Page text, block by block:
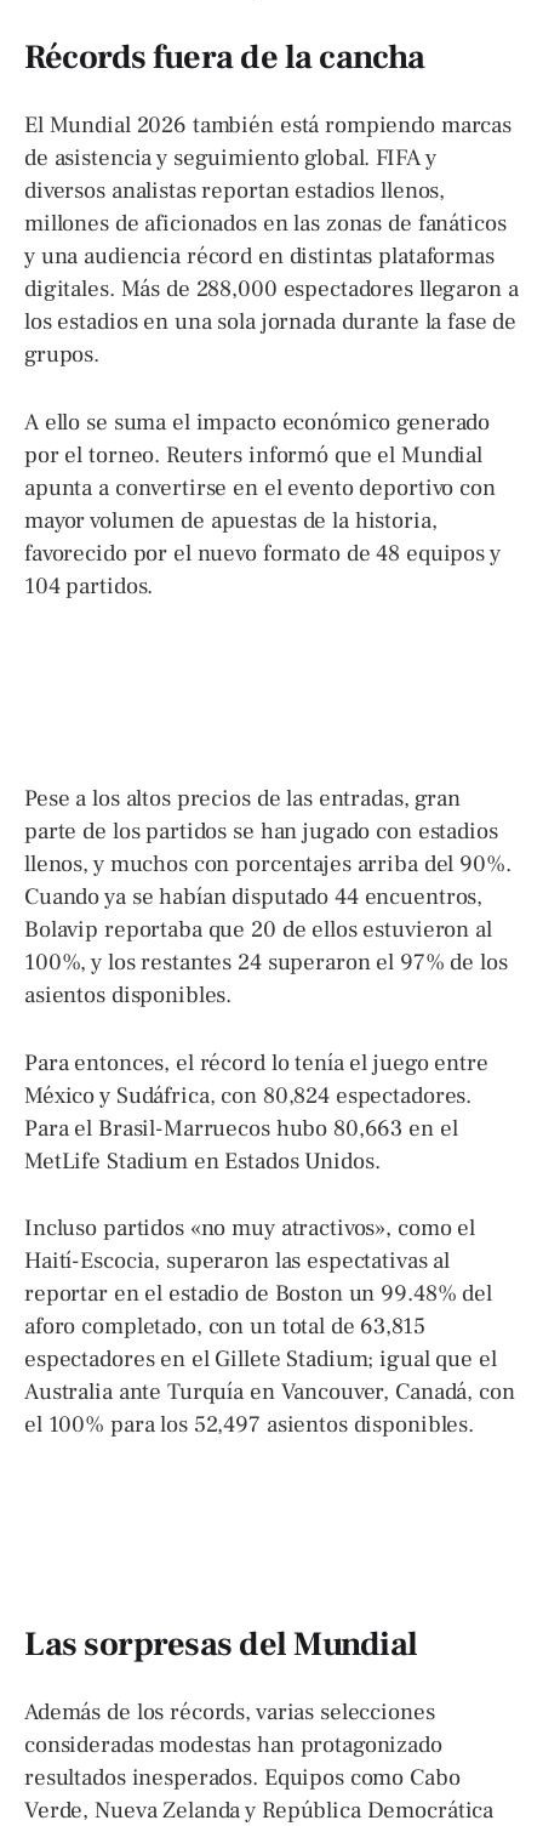
Récords fuera de la cancha
El Mundial 2026 también está rompiendo marcas
de asistencia y seguimiento global. FIFA y
diversos analistas reportan estadios llenos,
millones de aficionados en las zonas de fanáticos
y una audiencia récord en distintas plataformas
digitales. Más de 288,000 espectadores llegaron a
los estadios en una sola jornada durante la fase de
grupos.
A ello se suma el impacto económico generado
por el torneo. Reuters informó que el Mundial
apunta a convertirse en el evento deportivo con
mayor volumen de apuestas de la historia,
favorecido por el nuevo formato de 48 equipos y
104 partidos.
Pese a los altos precios de las entradas, gran
parte de los partidos se han jugado con estadios
llenos, y muchos con porcentajes arriba del 90%.
Cuando ya se habían disputado 44 encuentros,
Bolavip reportaba que 20 de ellos estuvieron al
100%, y los restantes 24 superaron el 97% de los
asientos disponibles.
Para entonces, el récord lo tenía el juego entre
México y Sudáfrica, con 80,824 espectadores.
Para el Brasil-Marruecos hubo 80,663 en el
MetLife Stadium en Estados Unidos.
Incluso partidos «no muy atractivos», como el
Haití-Escocia, superaron las espectativas al
reportar en el estadio de Boston un 99.48% del
aforo completado, con un total de 63,815
espectadores en el Gillete Stadium; igual que el
Australia ante Turquía en Vancouver, Canadá, con
el 100% para los 52,497 asientos disponibles.
Las sorpresas del Mundial
Además de los récords, varias selecciones
consideradas modestas han protagonizado
resultados inesperados. Equipos como Cabo
Verde, Nueva Zelanda y República Democrática